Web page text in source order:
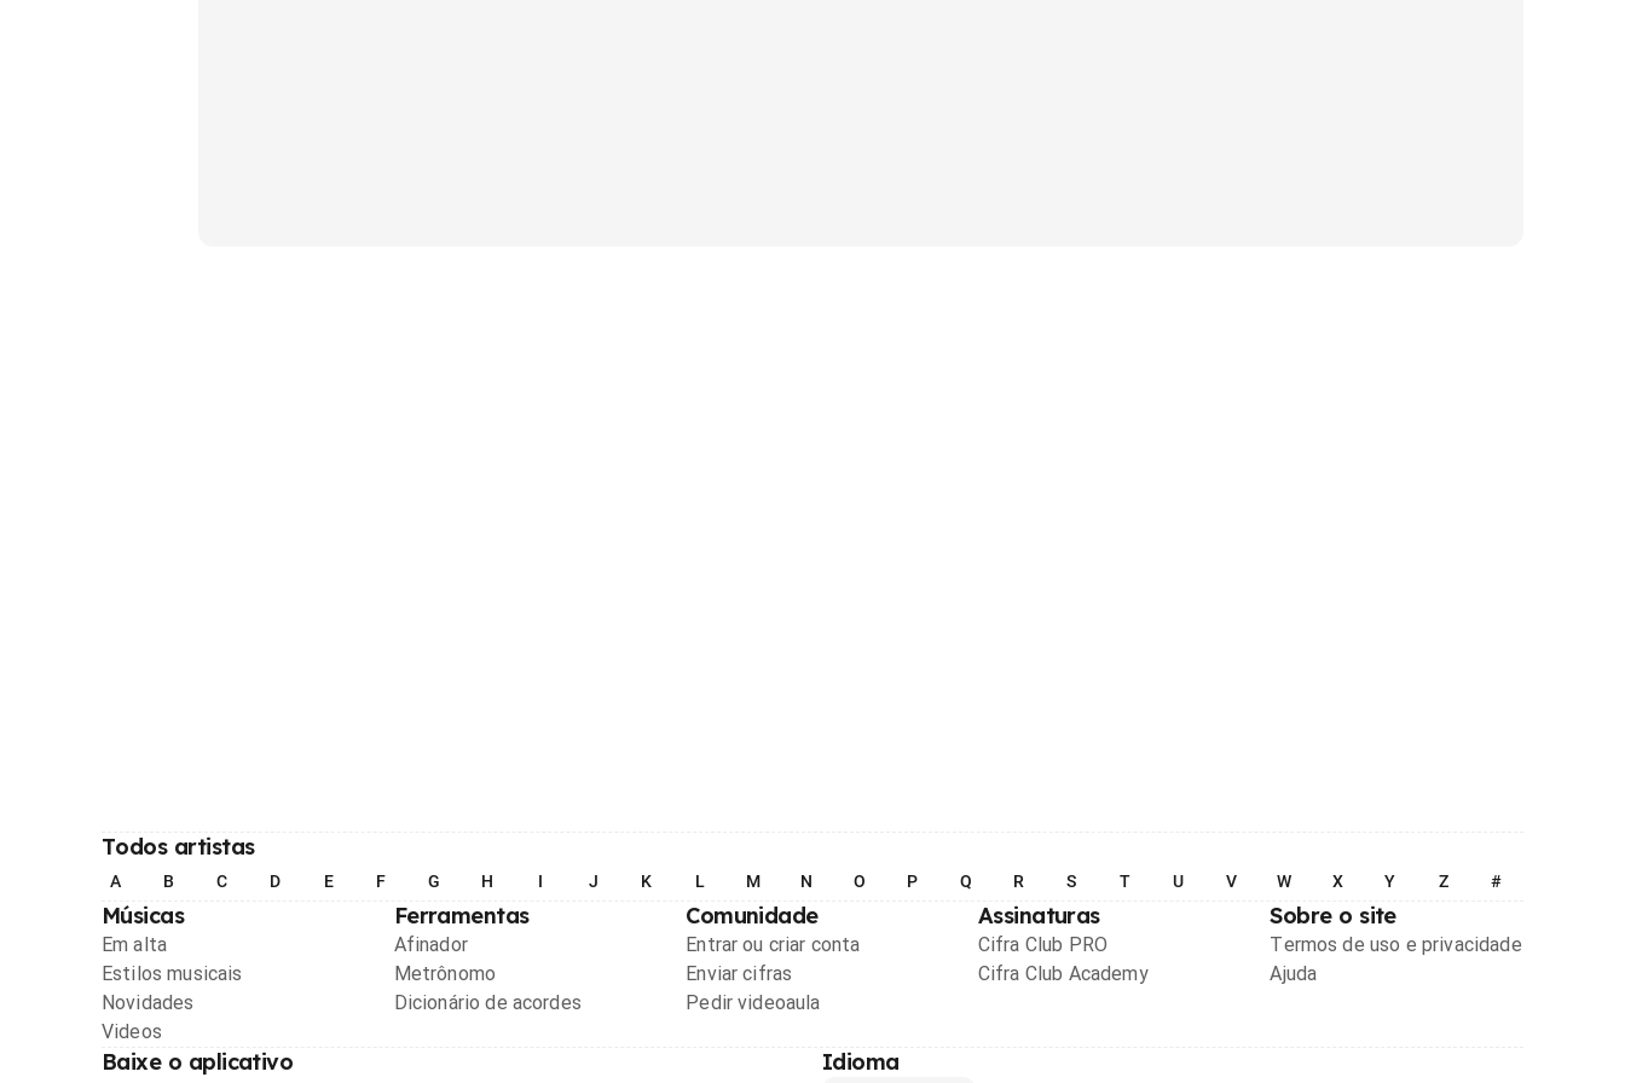
Todos artistas
A B C D E F G H I J K L M N O P Q R S T U V W X Y Z #
Músicas
Em alta
Estilos musicais
Novidades
Videos
Ferramentas
Afinador
Metrônomo
Dicionário de acordes
Comunidade
Entrar ou criar conta
Enviar cifras
Pedir videoaula
Assinaturas
Cifra Club PRO
Cifra Club Academy
Sobre o site
Termos de uso e privacidade
Ajuda
Baixe o aplicativo Idioma